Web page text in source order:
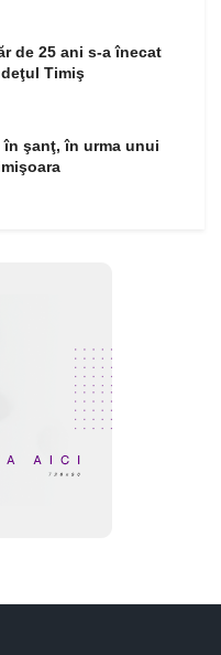
de 25 ani s-a înecat
Timiş
în şanţ, în urma unui